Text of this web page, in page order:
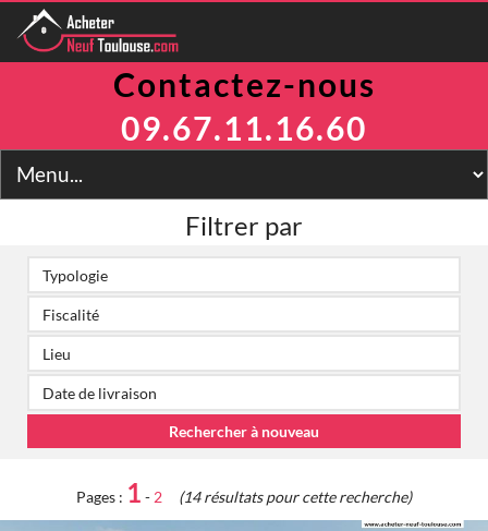
BRS
LMNP
Toulouse
Financement
Simulateur
Prix m2
Contact
Contactez-nous
09.67.11.16.60
Filtrer par
Pages : 1 - 2 (14 résultats pour cette recherche)